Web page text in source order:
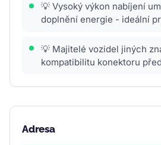
💡 Vysoký výkon nabíjení
doplnění energie - ideální
💡 Majitelé vozidel jiných
kompatibilitu konektoru
Adresa